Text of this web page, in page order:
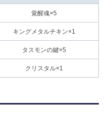
覚醒魂×5
キングメタルチキン×1
タスモンの鍵×5
クリスタル×1